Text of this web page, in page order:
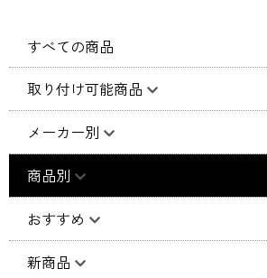
すべての商品
取り付け可能商品
メーカー別
商品別
おすすめ
新商品